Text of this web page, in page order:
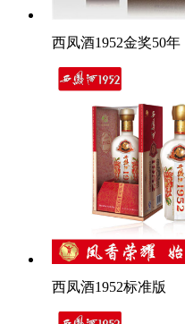
西凤酒1952金奖50年
西凤酒1952标准版